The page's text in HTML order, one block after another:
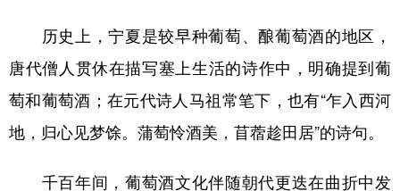
历史上，宁夏是较早种葡萄、酿葡萄酒的地区，
唐代僧人贯休在描写塞上生活的诗作中，明确提到葡
萄和葡萄酒；在元代诗人马祖常笔下，也有“乍入西河
地，归心见梦馀。蒲萄怜酒美，苜蓿趁田居”的诗句。
千百年间，葡萄酒文化伴随朝代更迭在曲折中发